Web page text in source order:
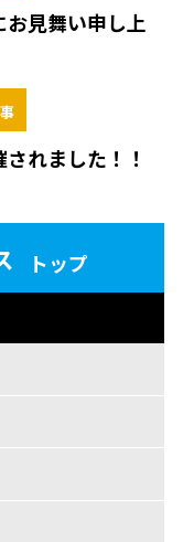
見舞い申し上
れました！！
トップ